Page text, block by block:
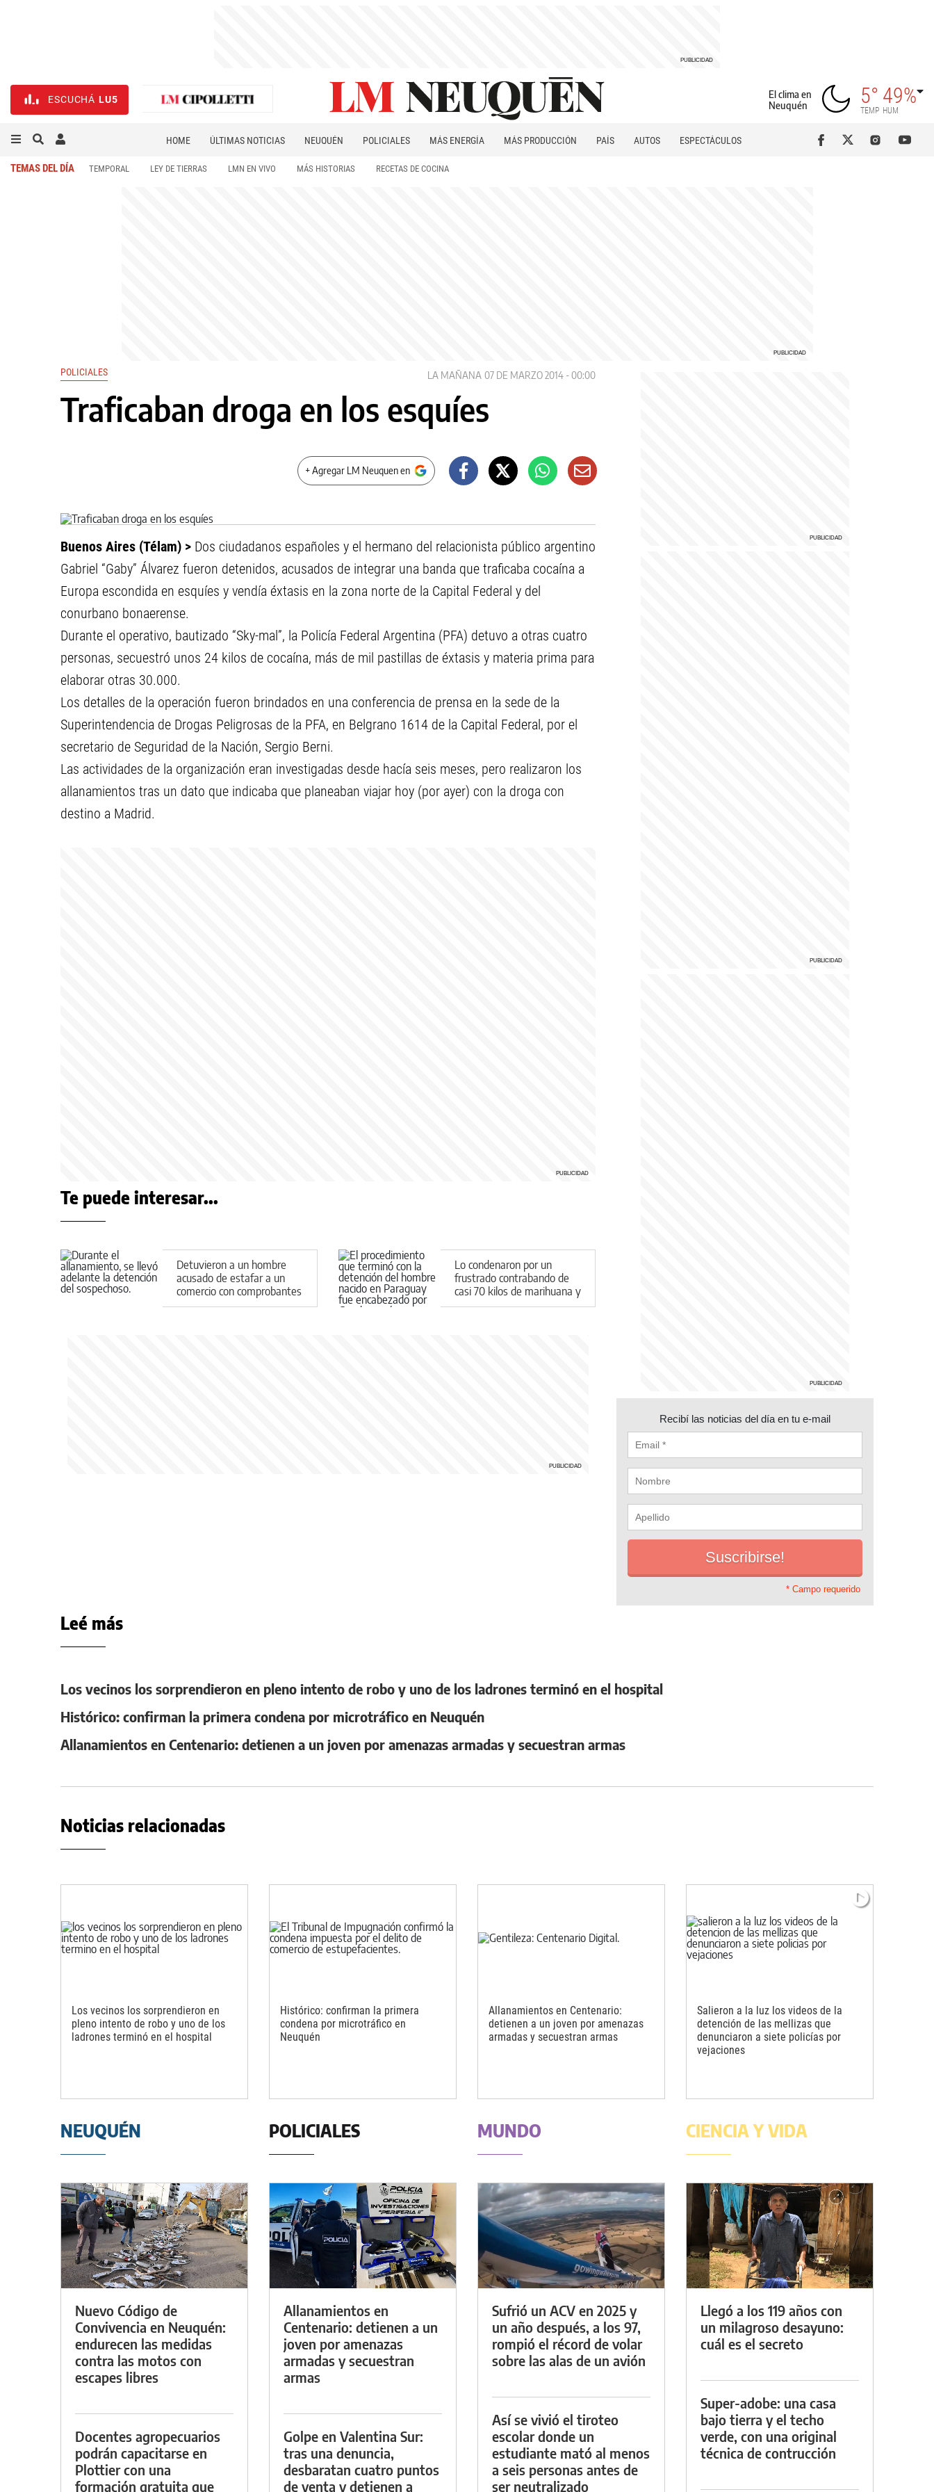
ESCUCHÁ LU5
El clima en
Neuquén
5°
TEMP
49%
HUM
HOME ÚLTIMAS NOTICIAS NEUQUÉN POLICIALES MÁS ENERGÍA MÁS PRODUCCIÓN PAÍS AUTOS
ESPECTÁCULOS
TEMAS DEL DÍA TEMPORAL LEY DE TIERRAS LMN EN VIVO MÁS HISTORIAS RECETAS DE COCINA
POLICIALES LA MAÑANA 07 DE MARZO 2014 - 00:00
Traficaban droga en los esquíes
+ Agregar LM Neuquen en
Buenos Aires (Télam) > Dos ciudadanos españoles y el hermano del relacionista público argentino
Gabriel “Gaby” Álvarez fueron detenidos, acusados de integrar una banda que traficaba cocaína a
Europa escondida en esquíes y vendía éxtasis en la zona norte de la Capital Federal y del
conurbano bonaerense.
Durante el operativo, bautizado “Sky-mal”, la Policía Federal Argentina (PFA) detuvo a otras cuatro
personas, secuestró unos 24 kilos de cocaína, más de mil pastillas de éxtasis y materia prima para
elaborar otras 30.000.
Los detalles de la operación fueron brindados en una conferencia de prensa en la sede de la
Superintendencia de Drogas Peligrosas de la PFA, en Belgrano 1614 de la Capital Federal, por el
secretario de Seguridad de la Nación, Sergio Berni.
Las actividades de la organización eran investigadas desde hacía seis meses, pero realizaron los
allanamientos tras un dato que indicaba que planeaban viajar hoy (por ayer) con la droga con
destino a Madrid.
Te puede interesar...
Detuvieron a un hombre
acusado de estafar a un
comercio con comprobantes
de transferencias falsos
Lo condenaron por un
frustrado contrabando de
casi 70 kilos de marihuana y
le impusieron una medida
Recibí las noticias del día en tu e-mail
* Campo requerido
Leé más
Los vecinos los sorprendieron en pleno intento de robo y uno de los ladrones terminó en el hospital
Histórico: confirman la primera condena por microtráfico en Neuquén
Allanamientos en Centenario: detienen a un joven por amenazas armadas y secuestran armas
Noticias relacionadas
Los vecinos los sorprendieron en
pleno intento de robo y uno de los
ladrones terminó en el hospital
Histórico: confirman la primera
condena por microtráfico en
Neuquén
Allanamientos en Centenario:
detienen a un joven por amenazas
armadas y secuestran armas
Salieron a la luz los videos de la
detención de las mellizas que
denunciaron a siete policías por
vejaciones
NEUQUÉN
Nuevo Código de
Convivencia en Neuquén:
endurecen las medidas
contra las motos con
escapes libres
Docentes agropecuarios
podrán capacitarse en
Plottier con una
formación gratuita que
POLICIALES
Allanamientos en
Centenario: detienen a un
joven por amenazas
armadas y secuestran
armas
Golpe en Valentina Sur:
tras una denuncia,
desbaratan cuatro puntos
de venta y detienen a
MUNDO
Sufrió un ACV en 2025 y
un año después, a los 97,
rompió el récord de volar
sobre las alas de un avión
Así se vivió el tiroteo
escolar donde un
estudiante mató al menos
a seis personas antes de
ser neutralizado
CIENCIA Y VIDA
Llegó a los 119 años con
un milagroso desayuno:
cuál es el secreto
Super-adobe: una casa
bajo tierra y el techo
verde, con una original
técnica de contrucción